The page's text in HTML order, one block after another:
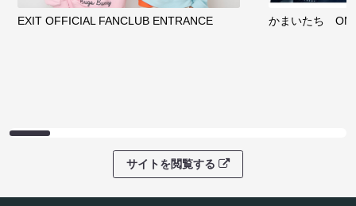
EXIT OFFICIAL FANCLUB ENTRANCE かまいたち
サイトを閲覧する